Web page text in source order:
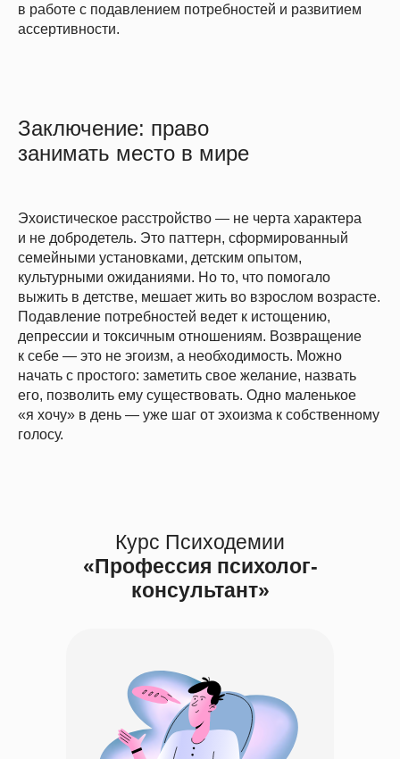
в работе с подавлением потребностей и развитием
ассертивности.
Заключение: право
занимать место в мире
Эхоистическое расстройство — не черта характера
и не добродетель. Это паттерн, сформированный
семейными установками, детским опытом,
культурными ожиданиями. Но то, что помогало
выжить в детстве, мешает жить во взрослом возрасте.
Подавление потребностей ведет к истощению,
депрессии и токсичным отношениям. Возвращение
к себе — это не эгоизм, а необходимость. Можно
начать с простого: заметить свое желание, назвать
его, позволить ему существовать. Одно маленькое
«я хочу» в день — уже шаг от эхоизма к собственному
голосу.
Курс Психодемии
«Профессия психолог-
консультант»